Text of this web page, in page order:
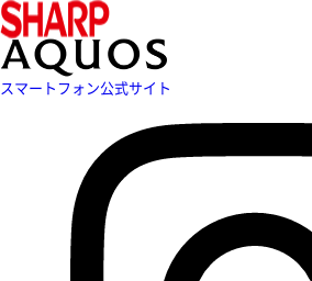
スマートフォン公式サイト